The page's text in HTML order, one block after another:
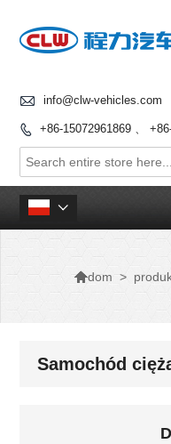
 info@clw-vehicles.com
 +86-15072961869 、

dom >
Samochód